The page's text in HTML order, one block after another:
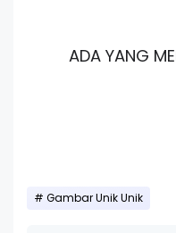
ADA YANG
Gambar Unik Unik